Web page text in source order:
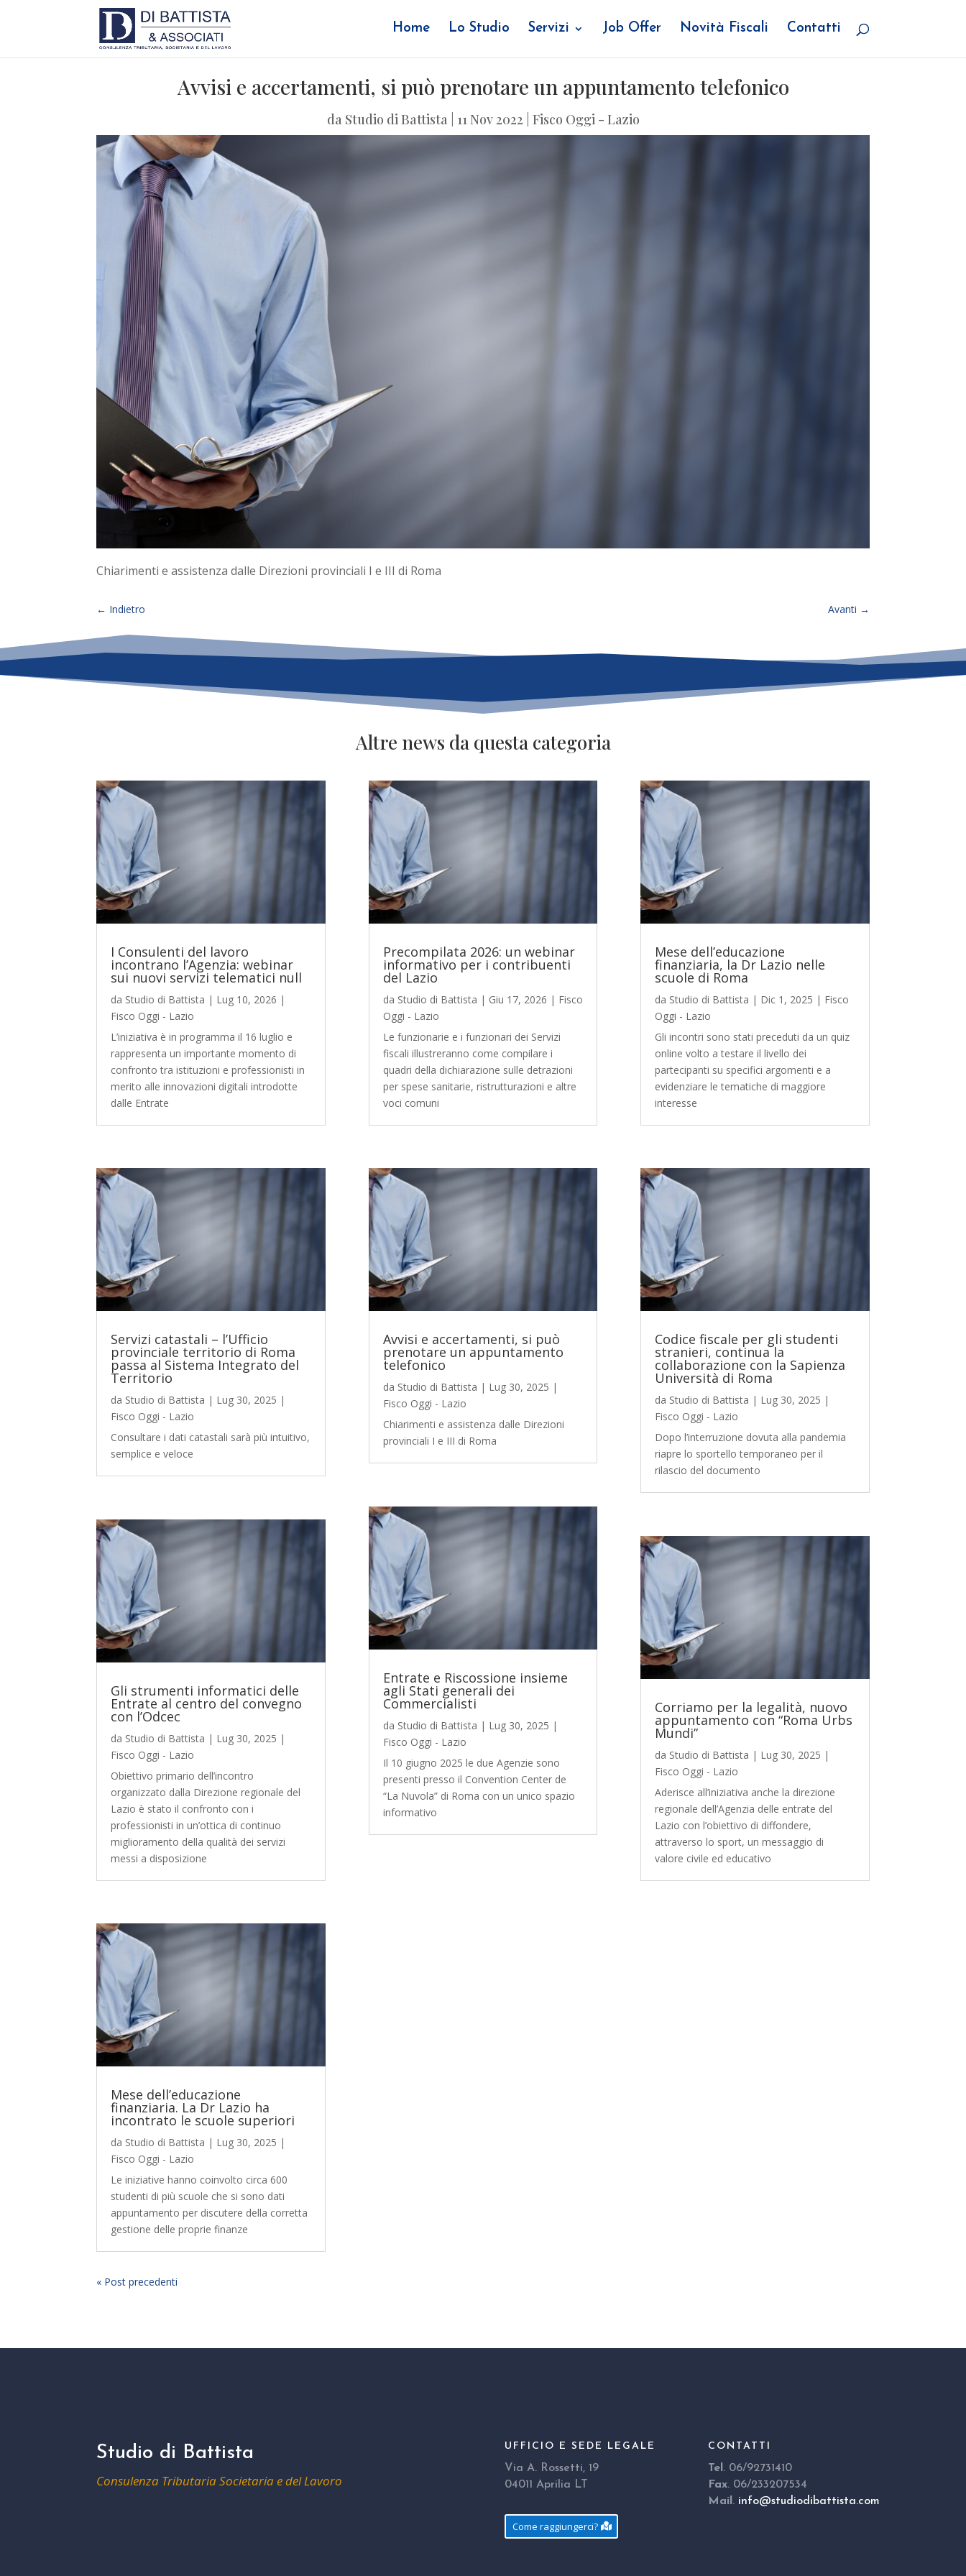
Home Lo Studio Servizi Job Offer Novità Fiscali Contatti
Avvisi e accertamenti, si può prenotare un appuntamento telefonico
da Studio di Battista 11 Nov 2022 Fisco Oggi - Lazio
Chiarimenti e assistenza dalle Direzioni provinciali I e III di Roma
← Indietro Avanti →
Altre news da questa categoria
I Consulenti del lavoro
incontrano l’Agenzia: webinar
sui nuovi servizi telematici null
da Studio di Battista | Lug 10, 2026 |
Fisco Oggi - Lazio
L’iniziativa è in programma il 16 luglio e
rappresenta un importante momento di
confronto tra istituzioni e professionisti in
merito alle innovazioni digitali introdotte
dalle Entrate
Servizi catastali – l’Ufficio
provinciale territorio di Roma
passa al Sistema Integrato del
Territorio
da Studio di Battista | Lug 30, 2025 |
Fisco Oggi - Lazio
Consultare i dati catastali sarà più intuitivo,
semplice e veloce
Gli strumenti informatici delle
Entrate al centro del convegno
con l’Odcec
da Studio di Battista | Lug 30, 2025 |
Fisco Oggi - Lazio
Obiettivo primario dell’incontro
organizzato dalla Direzione regionale del
Lazio è stato il confronto con i
professionisti in un’ottica di continuo
miglioramento della qualità dei servizi
messi a disposizione
Mese dell’educazione
finanziaria. La Dr Lazio ha
incontrato le scuole superiori
da Studio di Battista | Lug 30, 2025 |
Fisco Oggi - Lazio
Le iniziative hanno coinvolto circa 600
studenti di più scuole che si sono dati
appuntamento per discutere della corretta
gestione delle proprie finanze
Precompilata 2026: un webinar
informativo per i contribuenti
del Lazio
da Studio di Battista | Giu 17, 2026 | Fisco
Oggi - Lazio
Le funzionarie e i funzionari dei Servizi
fiscali illustreranno come compilare i
quadri della dichiarazione sulle detrazioni
per spese sanitarie, ristrutturazioni e altre
voci comuni
Avvisi e accertamenti, si può
prenotare un appuntamento
telefonico
da Studio di Battista | Lug 30, 2025 |
Fisco Oggi - Lazio
Chiarimenti e assistenza dalle Direzioni
provinciali I e III di Roma
Entrate e Riscossione insieme
agli Stati generali dei
Commercialisti
da Studio di Battista | Lug 30, 2025 |
Fisco Oggi - Lazio
Il 10 giugno 2025 le due Agenzie sono
presenti presso il Convention Center de
“La Nuvola” di Roma con un unico spazio
informativo
Mese dell’educazione
finanziaria, la Dr Lazio nelle
scuole di Roma
da Studio di Battista | Dic 1, 2025 | Fisco
Oggi - Lazio
Gli incontri sono stati preceduti da un quiz
online volto a testare il livello dei
partecipanti su specifici argomenti e a
evidenziare le tematiche di maggiore
interesse
Codice fiscale per gli studenti
stranieri, continua la
collaborazione con la Sapienza
Università di Roma
da Studio di Battista | Lug 30, 2025 |
Fisco Oggi - Lazio
Dopo l’interruzione dovuta alla pandemia
riapre lo sportello temporaneo per il
rilascio del documento
Corriamo per la legalità, nuovo
appuntamento con “Roma Urbs
Mundi”
da Studio di Battista | Lug 30, 2025 |
Fisco Oggi - Lazio
Aderisce all’iniziativa anche la direzione
regionale dell’Agenzia delle entrate del
Lazio con l’obiettivo di diffondere,
attraverso lo sport, un messaggio di
valore civile ed educativo
« Post precedenti
Studio di Battista
Consulenza Tributaria Societaria e del Lavoro
UFFICIO E SEDE LEGALE
Via A. Rossetti, 19
04011 Aprilia LT
Come raggiungerci?
CONTATTI
Tel . 06/92731410
Fax. 06/233207534
Mail . info@studiodibattista.com